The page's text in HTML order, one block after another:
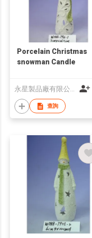
Porcelain Christmas
snowman Candle
查詢